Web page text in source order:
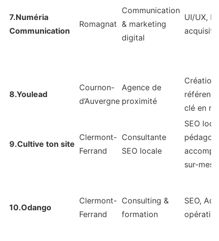
7.Numéria
Communication
Romagnat
Communication
& marketing
digital
UI/UX,
8.Youlead
Cournon-
d’Auvergne
Agence de
proximité
Création
clé en
9.Cultive ton site
Clermont-
Ferrand
Consultante
SEO locale
SEO
sur-
10.Odango
Clermont-
Ferrand
Consulting &
formation
SEO,